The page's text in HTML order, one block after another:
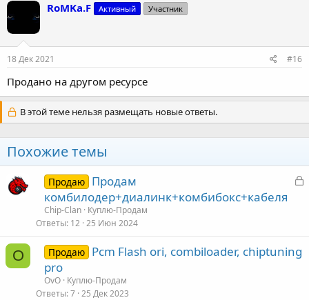
RoMKa.F Активный Участник
18 Дек 2021 #16
Продано на другом ресурсе
В этой теме нельзя размещать новые ответы.
Похожие темы
З
Продаю Продам
комбилодер+диалинк+комбибокс+кабеля
Chip-Clan Куплю-Продам
Ответы 12 25 Июн 2024
O Продаю Pcm Flash ori, combiloader, chiptuning
pro
OvO Куплю-Продам
Ответы 7 25 Дек 2023